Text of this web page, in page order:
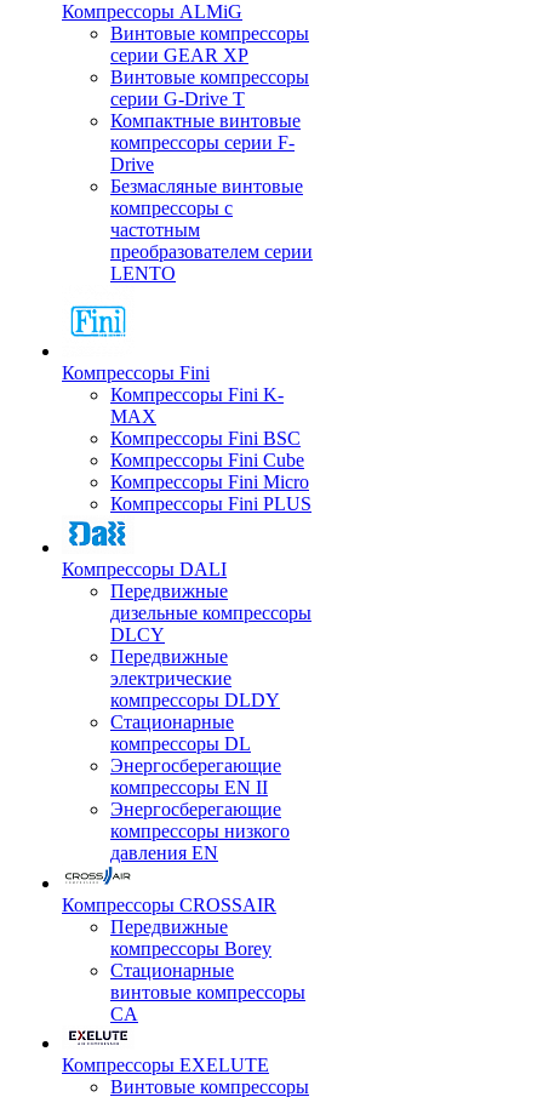
Компрессоры ALMiG
Винтовые компрессоры
серии GEAR XP
Винтовые компрессоры
серии G-Drive T
Компактные винтовые
компрессоры серии F-
Drive
Безмасляные винтовые
компрессоры с
частотным
преобразователем серии
LENTO
Компрессоры Fini
Компрессоры Fini K-
MAX
Компрессоры Fini BSC
Компрессоры Fini Cube
Компрессоры Fini Micro
Компрессоры Fini PLUS
Компрессоры DALI
Передвижные
дизельные компрессоры
DLCY
Передвижные
электрические
компрессоры DLDY
Стационарные
компрессоры DL
Энергосберегающие
компрессоры EN II
Энергосберегающие
компрессоры низкого
давления EN
Компрессоры CROSSAIR
Передвижные
компрессоры Borey
Стационарные
винтовые компрессоры
CA
Компрессоры EXELUTE
Винтовые компрессоры